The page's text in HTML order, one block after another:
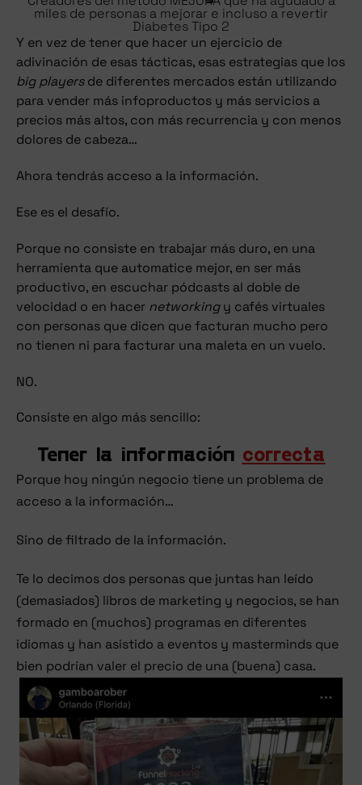
miles de personas a mejorar e incluso a revertir
Diabetes Tipo 2
Y en vez de tener que hacer un ejercicio de
adivinación de esas tácticas, esas estrategias que los
big playersde diferentes mercados están utilizando
para vender más infoproductos y más servicios a
precios más altos, con más recurrencia y con menos
dolores de cabeza…
Ahora tendrás acceso a la información.
Ese es el desafío.
Porque no consiste en trabajar más duro, en una
herramienta que automatice mejor, en ser más
productivo, en escuchar pódcasts al doble de
velocidad o en hacer networkingy cafés virtuales
con personas que dicen que facturan mucho pero
no tienen ni para facturar una maleta en un vuelo.
NO.
Consiste en algo más sencillo:
Tener la información correcta
Porque hoy ningún negocio tiene un problema de
acceso a la información…
Sino de filtrado de la información.
Te lo decimos dos personas que juntas han leído
(demasiados) libros de marketing y negocios, se han
formado en (muchos) programas en diferentes
idiomas y han asistido a eventos y masterminds que
bien podrían valer el precio de una (buena) casa.